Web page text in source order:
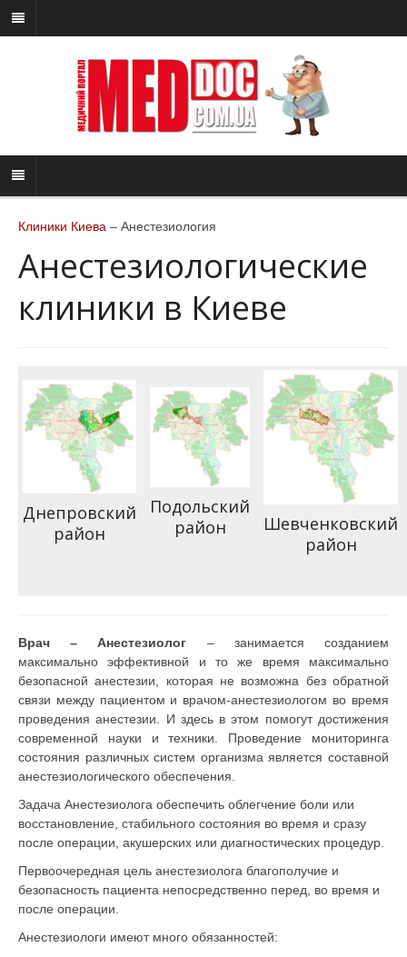
Клиники Киева – Анестезиология
Анестезиологические
клиники в Киеве
Днепровский
район
Подольский
район
Шевченковский
район
Врач – Анестезиолог – занимается созданием
максимально эффективной и то же время максимально
безопасной анестезии, которая не возможна без обратной
связи между пациентом и врачом-анестезиологом во время
проведения анестезии. И здесь в этом помогут достижения
современной науки и техники. Проведение мониторинга
состояния различных систем организма является составной
анестезиологического обеспечения.
Задача Анестезиолога обеспечить облегчение боли или
восстановление, стабильного состояния во время и сразу
после операции, акушерских или диагностических процедур.
Первоочередная цель анестезиолога благополучие и
безопасность пациента непосредственно перед, во время и
после операции.
Анестезиологи имеют много обязанностей: